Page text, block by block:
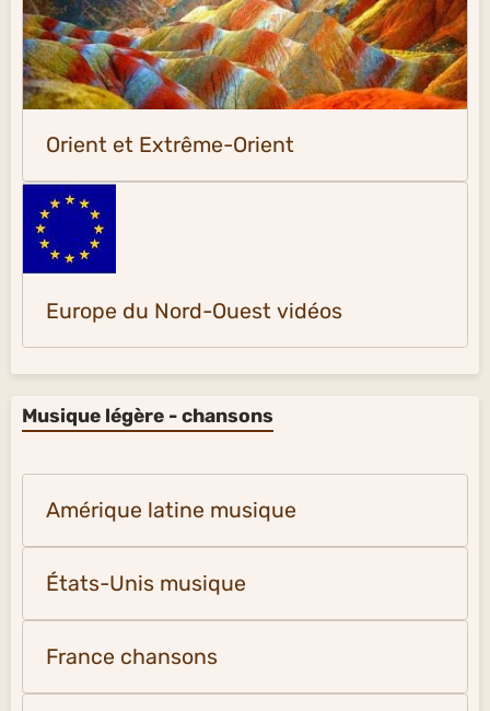
Orient et Extrême-Orient
Europe du Nord-Ouest vidéos
Musique légère - chansons
Amérique latine musique
États-Unis musique
France chansons